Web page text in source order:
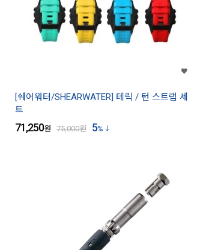
[쉐어워터/SHEARWATER] 테릭 / 턴 스트랩 세
트
71,250원 75,000원 5%